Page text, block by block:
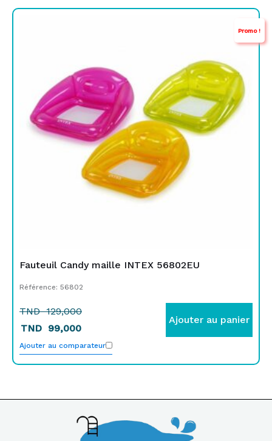
Promo !
Fauteuil Candy maille INTEX 56802EU
Référence: 56802
TND129,000
était :
TND
129,000.
TND 99,000
TND
99,000.
Ajouter au panier
Ajouter au comparateur